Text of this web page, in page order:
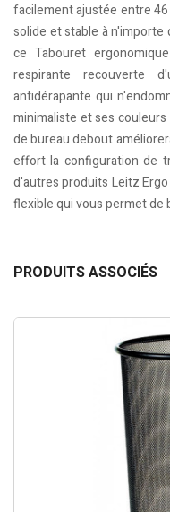
facilement ajustée entre
solide et stable à
ce Tabouret
respirante
antidérapante qui
minimaliste et ses
de bureau debout
effort la configuration de
d'autres produits Leitz
flexible qui vous permet de
PRODUITS ASSOCIÉS